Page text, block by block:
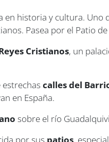
en historia y cultura. Uno
Pasea por el Patio
Cristianos, un
estrechascalles del
en España.
sobre el río
por sus patios,